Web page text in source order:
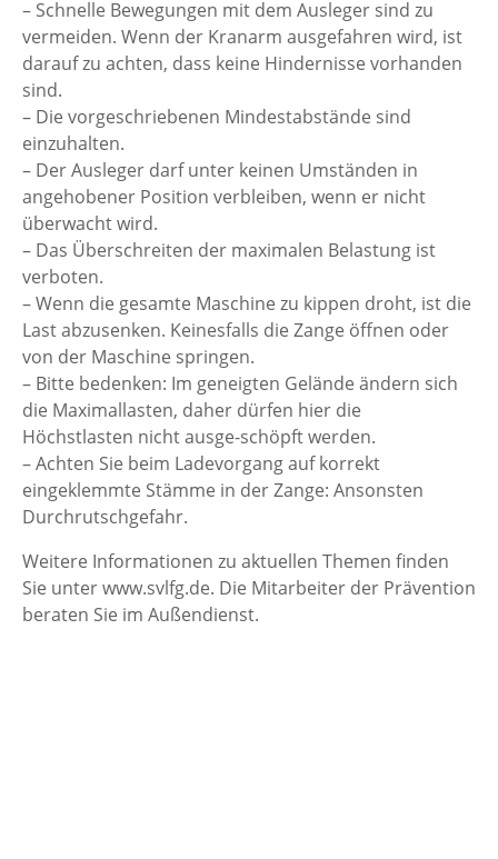
– Schnelle Bewegungen mit dem Ausleger sind zu
vermeiden. Wenn der Kranarm ausgefahren wird, ist
darauf zu achten, dass keine Hindernisse vorhanden
sind.
– Die vorgeschriebenen Mindestabstände sind
einzuhalten.
– Der Ausleger darf unter keinen Umständen in
angehobener Position verbleiben, wenn er nicht
überwacht wird.
– Das Überschreiten der maximalen Belastung ist
verboten.
– Wenn die gesamte Maschine zu kippen droht, ist die
Last abzusenken. Keinesfalls die Zange öffnen oder
von der Maschine springen.
– Bitte bedenken: Im geneigten Gelände ändern sich
die Maximallasten, daher dürfen hier die
Höchstlasten nicht ausge-schöpft werden.
– Achten Sie beim Ladevorgang auf korrekt
eingeklemmte Stämme in der Zange: Ansonsten
Durchrutschgefahr.
Weitere Informationen zu aktuellen Themen finden
Sie unter www.svlfg.de. Die Mitarbeiter der Prävention
beraten Sie im Außendienst.